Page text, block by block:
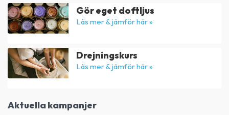
Gör eget doftljus
Läs mer & jämför här »
Drejningskurs
Läs mer & jämför här »
Aktuella kampanjer